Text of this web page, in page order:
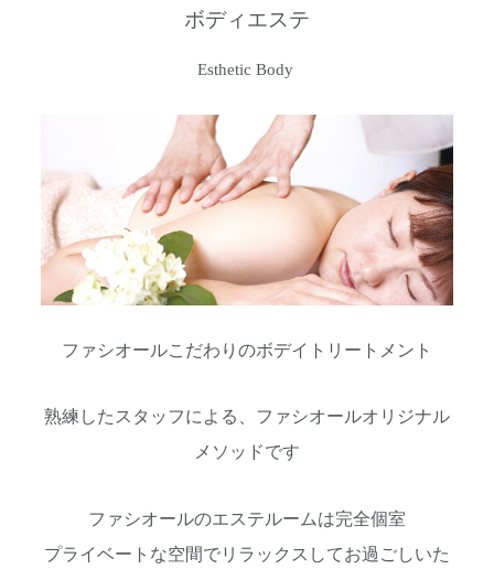
ボディエステ
Esthetic Body
ファシオールこだわりのボデイトリートメント
熟練したスタッフによる、ファシオールオリジナル
メソッドです
ファシオールのエステルームは完全個室
プライベートな空間でリラックスしてお過ごしいた